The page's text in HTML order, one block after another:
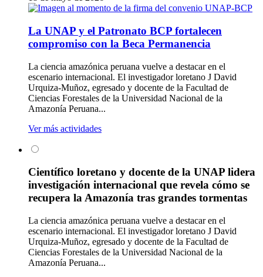
La UNAP y el Patronato BCP fortalecen
compromiso con la Beca Permanencia
La ciencia amazónica peruana vuelve a destacar en el
escenario internacional. El investigador loretano J David
Urquiza-Muñoz, egresado y docente de la Facultad de
Ciencias Forestales de la Universidad Nacional de la
Amazonía Peruana...
Ver más actividades
Científico loretano y docente de la UNAP lidera
investigación internacional que revela cómo se
recupera la Amazonía tras grandes tormentas
La ciencia amazónica peruana vuelve a destacar en el
escenario internacional. El investigador loretano J David
Urquiza-Muñoz, egresado y docente de la Facultad de
Ciencias Forestales de la Universidad Nacional de la
Amazonía Peruana...